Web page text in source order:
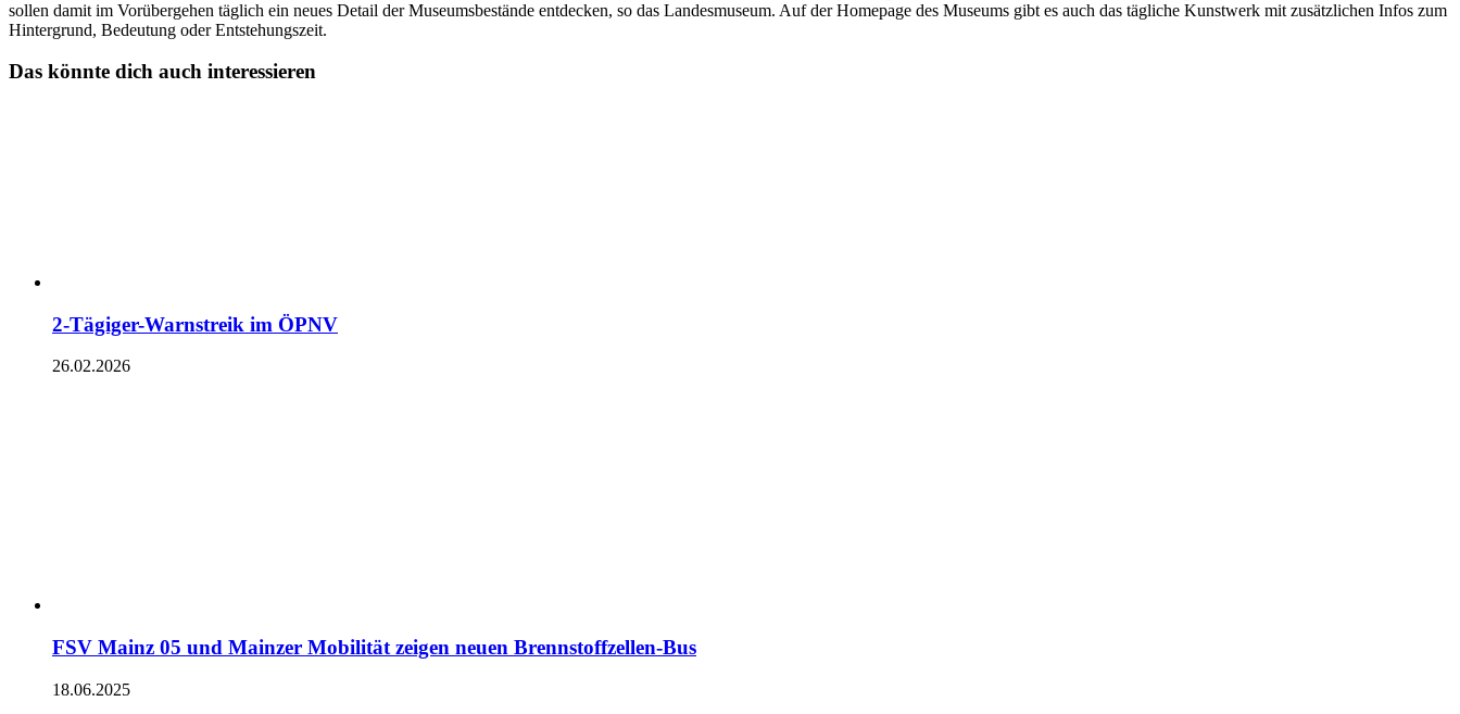
sollen damit im Vorübergehen täglich ein neues Detail der Museumsbestände entdecken, so das Landesmuseum. Auf der Homepage des Museums gibt es auch das tägliche Kunstwerk mit zusätzlichen Infos zum
Hintergrund, Bedeutung oder Entstehungszeit.
Das könnte dich auch interessieren
2-Tägiger-Warnstreik im ÖPNV
26.02.2026
FSV Mainz 05 und Mainzer Mobilität zeigen neuen Brennstoffzellen-Bus
18.06.2025